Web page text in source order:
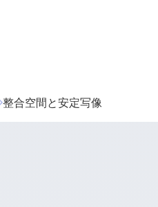
整合空間と安定写像